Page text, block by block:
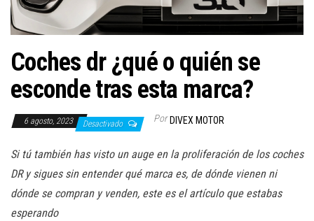
c
Coches dr ¿qué o quién se
esconde tras esta marca?
6 agosto, 2023 Desactivado Por DIVEX MOTOR
Si tú también has visto un auge en la proliferación de los coches
DR y sigues sin entender qué marca es, de dónde vienen ni
dónde se compran y venden, este es el artículo que estabas
esperando